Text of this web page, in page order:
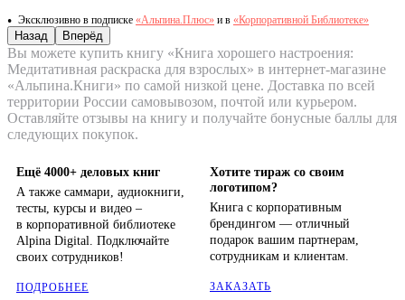
Эксклюзивно в подписке «Альпина.Плюс» и в «Корпоративной Библиотеке»
Назад Вперёд
Вы можете купить книгу «Книга хорошего настроения:
Медитативная раскраска для взрослых» в интернет-магазине
«Альпина.Книги» по самой низкой цене. Доставка по всей
территории России самовывозом, почтой или курьером.
Оставляйте отзывы на книгу и получайте бонусные баллы для
следующих покупок.
Ещё 4000+ деловых книг
А также саммари, аудиокниги,
тесты, курсы и видео –
в корпоративной библиотеке
Alpina Digital. Подключайте
своих сотрудников!
ПОДРОБНЕЕ
Хотите тираж со своим
логотипом?
Книга с корпоративным
брендингом — отличный
подарок вашим партнерам,
сотрудникам и клиентам.
ЗАКАЗАТЬ